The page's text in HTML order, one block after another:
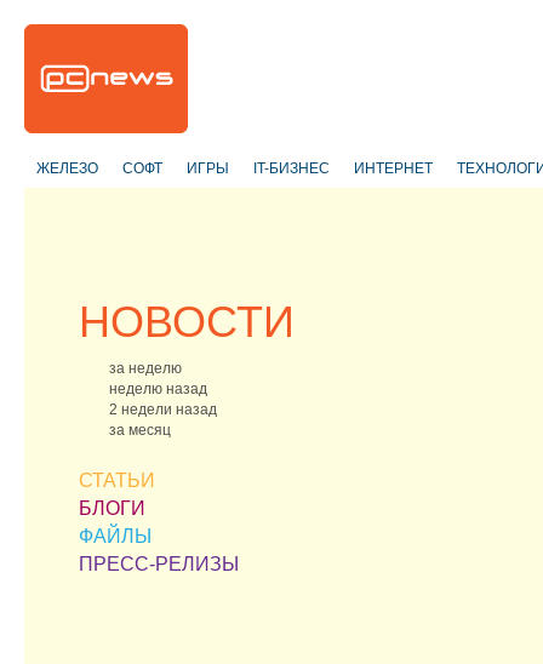
ЖЕЛЕЗО СОФТ ИГРЫ IT-БИЗНЕС ИНТЕРНЕТ
НОВОСТИ
за неделю
неделю назад
2 недели назад
за месяц
СТАТЬИ
БЛОГИ
ФАЙЛЫ
ПРЕСС-РЕЛИЗЫ